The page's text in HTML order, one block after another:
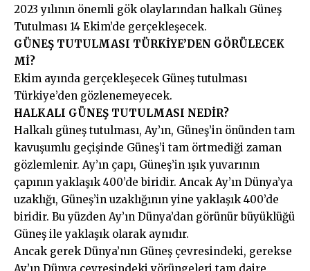
2023 yılının önemli gök olaylarından halkalı Güneş
Tutulması 14 Ekim’de gerçekleşecek.
GÜNEŞ TUTULMASI TÜRKİYE’DEN GÖRÜLECEK
Mİ?
Ekim ayında gerçekleşecek Güneş tutulması
Türkiye’den gözlenemeyecek.
HALKALI GÜNEŞ TUTULMASI NEDİR?
Halkalı güneş tutulması, Ay’ın, Güneş’in önünden tam
kavuşumlu geçişinde Güneş’i tam örtmediği zaman
gözlemlenir. Ay’ın çapı, Güneş’in ışık yuvarının
çapının yaklaşık 400’de biridir. Ancak Ay’ın Dünya’ya
uzaklığı, Güneş’in uzaklığının yine yaklaşık 400’de
biridir. Bu yüzden Ay’ın Dünya’dan görünür büyüklüğü
Güneş ile yaklaşık olarak aynıdır.
Ancak gerek Dünya’nın Güneş çevresindeki, gerekse